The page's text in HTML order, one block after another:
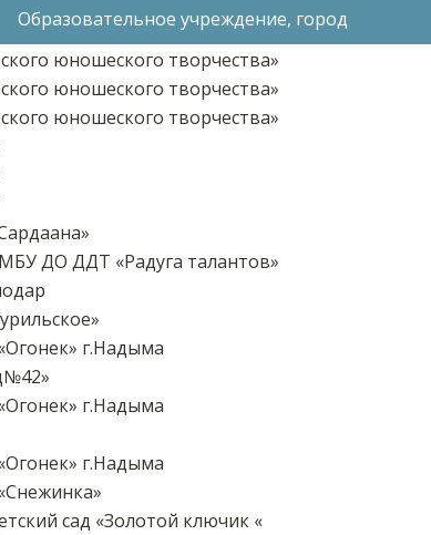
Образовательное учреждение, город
юношеского творчества»
юношеского творчества»
юношеского творчества»
ДО ДДТ «Радуга талантов»
г.Надыма
г.Надыма
г.Надыма
сад «Золотой ключик «